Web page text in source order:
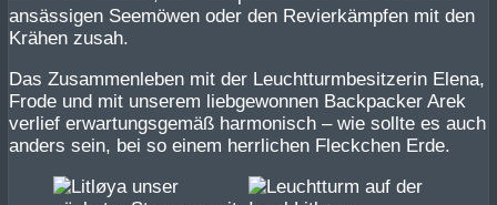
ansässigen Seemöwen oder den Revierkämpfen mit den
Krähen zusah.
Das Zusammenleben mit der Leuchtturmbesitzerin Elena,
Frode und mit unserem liebgewonnen Backpacker Arek
verlief erwartungsgemäß harmonisch – wie sollte es auch
anders sein, bei so einem herrlichen Fleckchen Erde.